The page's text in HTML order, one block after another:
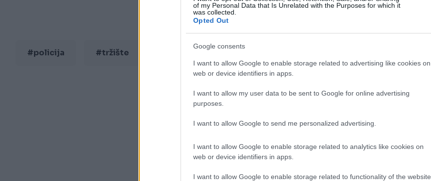
of my Personal Data that Is Unrelated with the Purposes for which it
was collected.
Opted Out
Google consents
I want to allow Google to enable storage related to advertising like cookies on
web or device identifiers in apps.
I want to allow my user data to be sent to Google for online advertising
purposes.
I want to allow Google to send me personalized advertising.
I want to allow Google to enable storage related to analytics like cookies on
web or device identifiers in apps.
I want to allow Google to enable storage related to functionality of the website
#policija #tržište